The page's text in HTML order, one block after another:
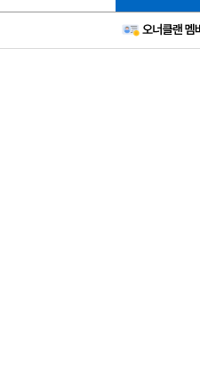
6등급
15등급
16등급